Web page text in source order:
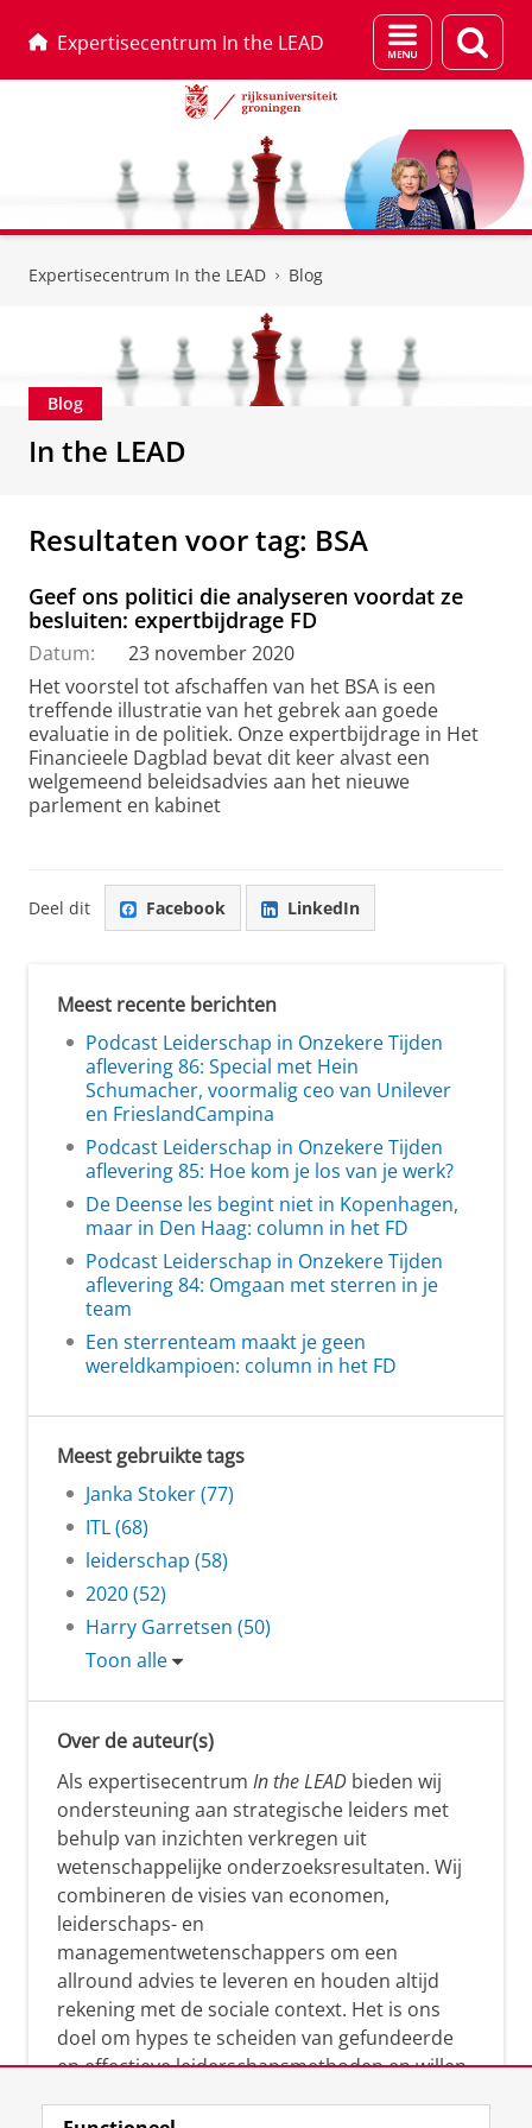
Expertisecentrum In the LEAD
Menu
en
Expertisecentrum In the LEAD Blog
Blog
In the LEAD
Resultaten voor tag: BSA
Geef ons politici die analyseren voordat ze
besluiten: expertbijdrage FD
Datum:
23 november 2020
Het voorstel tot afschaffen van het BSA is een
treffende illustratie van het gebrek aan goede
evaluatie in de politiek. Onze expertbijdrage in Het
Financieele Dagblad bevat dit keer alvast een
welgemeend beleidsadvies aan het nieuwe
parlement en kabinet
Deel dit Facebook LinkedIn
Meest recente berichten
Podcast Leiderschap in Onzekere Tijden
aflevering 86: Special met Hein
Schumacher, voormalig ceo van Unilever
en FrieslandCampina
Podcast Leiderschap in Onzekere Tijden
aflevering 85: Hoe kom je los van je werk?
De Deense les begint niet in Kopenhagen,
maar in Den Haag: column in het FD
Podcast Leiderschap in Onzekere Tijden
aflevering 84: Omgaan met sterren in je
team
Een sterrenteam maakt je geen
wereldkampioen: column in het FD
Meest gebruikte tags
Janka Stoker (77)
ITL (68)
leiderschap (58)
2020 (52)
Harry Garretsen (50)
Toon alle
Over de auteur(s)
Als expertisecentrum In the LEAD bieden wij
ondersteuning aan strategische leiders met
behulp van inzichten verkregen uit
wetenschappelijke onderzoeksresultaten. Wij
combineren de visies van economen,
leiderschaps- en
managementwetenschappers om een
allround advies te leveren en houden altijd
rekening met de sociale context. Het is ons
doel om hypes te scheiden van gefundeerde
en effectieve leiderschapsmethoden en willen